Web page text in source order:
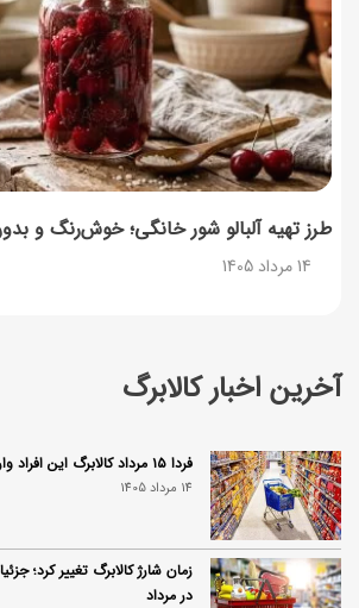
آخرین اخبار کالابرگ
فردا ۱۵ مرداد کالابرگ این افراد واریز می‌شود
14 مرداد 1405
زمان شارژ کالابرگ تغییر کرد؛
در مرداد
طرز تهیه آلبالو شور خانگی؛ خوش‌رنگ و
14 مرداد 1405